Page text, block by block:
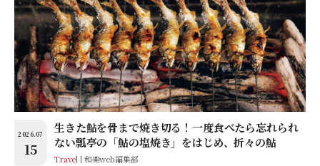
2026.07
15
生きた鮎を骨まで焼き切る！一度食べたら忘れられ
ない瓢亭の「鮎の塩焼き」をはじめ、折々の鮎
Travel 和樂web編集部